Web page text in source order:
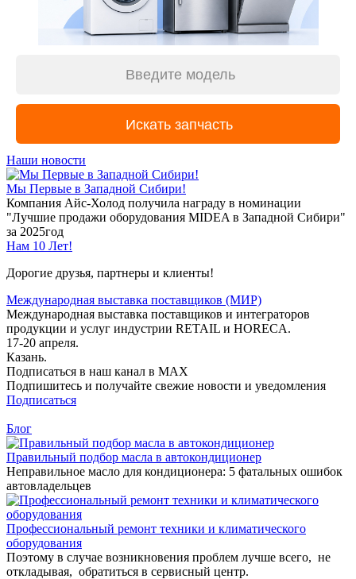
Наши новости
Мы Первые в Западной Сибири!
Компания Айс-Холод получила награду в номинации
"Лучшие продажи оборудования MIDEA в Западной Сибири"
за 2025год
Нам 10 Лет!
Дорогие друзья, партнеры и клиенты!
Международная выставка поставщиков (МИР)
Международная выставка поставщиков и интеграторов
продукции и услуг индустрии RETAIL и HORECA.
17-20 апреля.
Казань.
Подписаться в наш канал в MAX
Подпишитесь и получайте свежие новости и уведомления
Подписаться
Блог
Правильный подбор масла в автокондиционер
Неправильное масло для кондиционера: 5 фатальных ошибок
автовладельцев
Профессиональный ремонт техники и климатического
оборудования
Поэтому в случае возникновения проблем лучше всего, не
откладывая, обратиться в сервисный центр.